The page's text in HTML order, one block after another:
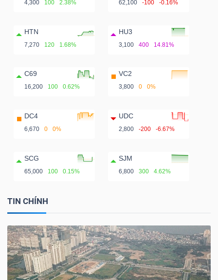
4,300 100 2.38% 62,100 -100 -0.16%
HTN
7,270 120 1.68%
HU3
3,100 400 14.81%
C69
16,200 100 0.62%
VC2
3,800 0 0%
DC4
6,670 0 0%
UDC
2,800 -200 -6.67%
SCG
65,000 100 0.15%
SJM
6,800 300 4.62%
TIN CHÍNH